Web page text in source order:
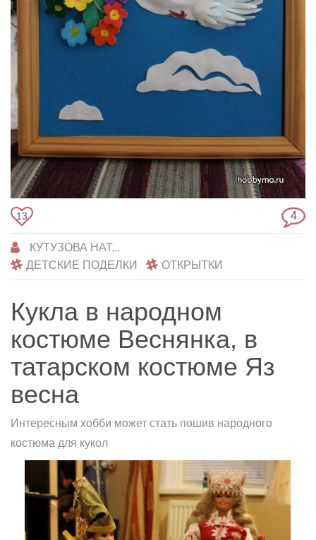
13 4
КУТУЗОВА НАТ...
ДЕТСКИЕ ПОДЕЛКИ
ОТКРЫТКИ
Кукла в народном
костюме Веснянка, в
татарском костюме Яз
весна
Интересным хобби может стать пошив народного
костюма для кукол